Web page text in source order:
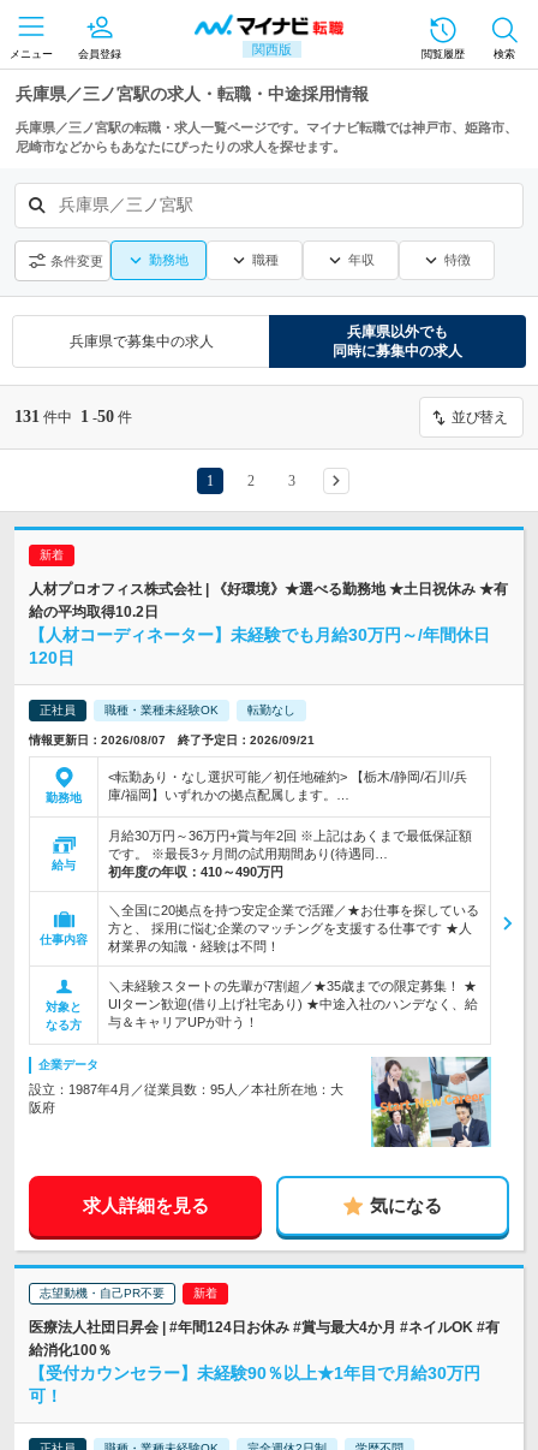
関西版
メニュー 会員登録 閲覧履歴 検索
兵庫県／三ノ宮駅の求人・転職・中途採用情報
兵庫県／三ノ宮駅の転職・求人一覧ページです。マイナビ転職では神戸市、姫路市、
尼崎市などからもあなたにぴったりの求人を探せます。
兵庫県／三ノ宮駅
条件変更 勤務地 職種 年収 特徴
兵庫県で募集中の求人
兵庫県以外でも
同時に募集中の求人
131 件中 1 -50 件 並び替え
1 2 3
人材プロオフィス株式会社 | 《好環境》★選べる勤務地 ★土日祝休み ★有
給の平均取得10.2日
【人材コーディネーター】未経験でも月給30万円～/年間休日
120日
正社員 職種・業種未経験OK 転勤なし
情報更新日：2026/08/07 終了予定日：2026/09/21
勤務地
<転勤あり・なし選択可能／初任地確約> 【栃木/静岡/石川/兵
庫/福岡】いずれかの拠点配属します。…
給与
月給30万円～36万円+賞与年2回 ※上記はあくまで最低保証額
です。 ※最長3ヶ月間の試用期間あり(待遇同…
初年度の年収： 410～490万円
仕事内容
＼全国に20拠点を持つ安定企業で活躍／★お仕事を探している
方と、 採用に悩む企業のマッチングを支援する仕事です ★人
材業界の知識・経験は不問！
対象と
なる方
＼未経験スタートの先輩が7割超／★35歳までの限定募集！ ★
UIターン歓迎(借り上げ社宅あり) ★中途入社のハンデなく、給
与＆キャリアUPが叶う！
企業データ
設立：1987年4月／従業員数：95人／本社所在地：大
阪府
求人詳細を見る 気になる
志望動機・自己PR不要
医療法人社団日昇会 | #年間124日お休み #賞与最大4か月 #ネイルOK #有
給消化100％
【受付カウンセラー】未経験90％以上★1年目で月給30万円
可！